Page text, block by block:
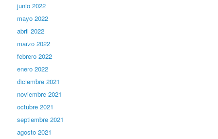
junio 2022
mayo 2022
abril 2022
marzo 2022
febrero 2022
enero 2022
diciembre 2021
noviembre 2021
octubre 2021
septiembre 2021
agosto 2021